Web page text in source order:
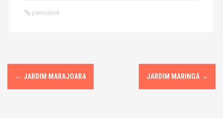
permalink
P
o
← JARDIM MARAJOARA JARDIM MARINGÁ →